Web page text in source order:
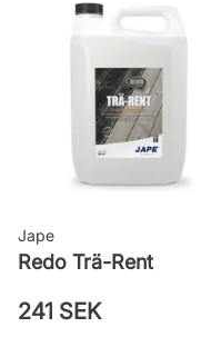
Jape
Redo Trä-Rent
241 SEK